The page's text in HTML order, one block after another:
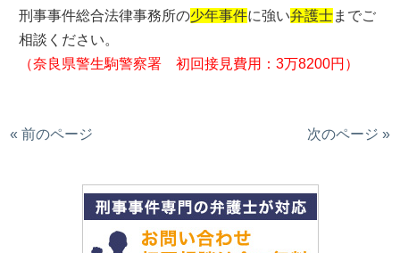
刑事事件総合法律事務所の少年事件に強い弁護士までご
相談ください。
（奈良県警生駒警察署 初回接見費用：3万8200円）
« 前のページ 次のページ »